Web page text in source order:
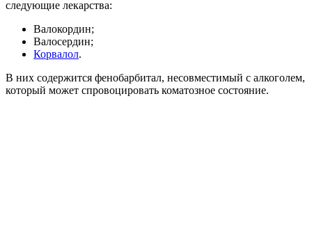
следующие лекарства:
Валокордин;
Валосердин;
Корвалол.
В них содержится фенобарбитал, несовместимый с алкоголем,
который может спровоцировать коматозное состояние.